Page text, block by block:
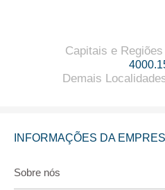
Capitais e
Demais
INFORMAÇÕES DA
Sobre nós